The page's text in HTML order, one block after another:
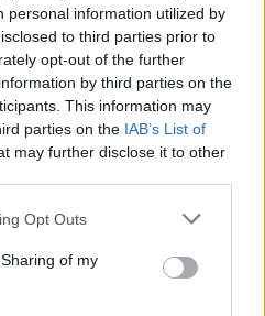
personal information utilized by
to third parties prior to
opt-out of the further
by third parties on the
This information may
parties on the IAB’s List of
may further disclose it to other
app uses one or more Google
behaviour. You may click to
and its third-party tags to
purposes in below Google
Opt Outs
of my
ha guidato la squadra che
urbanistico di Firenze,
linea editoriale basata
riconoscibile: una
dei rioni fiorentini nella sua